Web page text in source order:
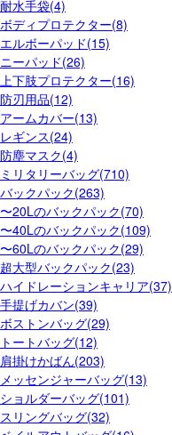
耐水手袋(4)
ボディプロテクター(8)
エルボーパッド(15)
ニーパッド(26)
上下肢プロテクター(16)
防刃用品(12)
アームカバー(13)
レギンス(24)
防塵マスク(4)
ミリタリーバッグ(710)
バックパック(263)
〜20Lのバックパック(70)
〜40Lのバックパック(109)
〜60Lのバックパック(29)
超大型バックパック(23)
ハイドレーションキャリア(37)
手提げカバン(39)
ボストンバッグ(29)
トートバッグ(12)
肩掛けかばん(203)
メッセンジャーバッグ(13)
ショルダーバッグ(101)
スリングバッグ(32)